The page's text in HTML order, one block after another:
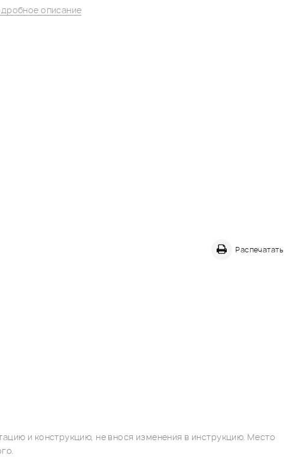
описание
Распечатать
и конструкцию, не внося изменения в инструкцию. Место